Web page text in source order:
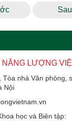
LƯỢNG
nhà Văn phòng,
Nội
học và Biên tập: